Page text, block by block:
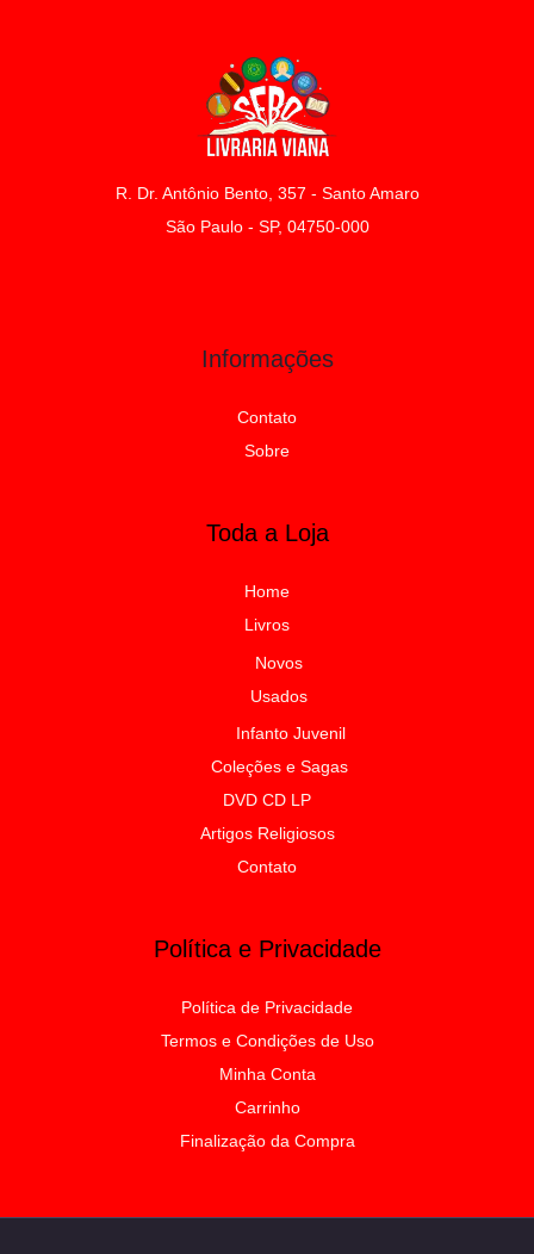
R. Dr. Antônio Bento, 357 - Santo Amaro
São Paulo - SP, 04750-000
Informações
Contato
Sobre
Toda a Loja
Home
Livros
Novos
Usados
Infanto Juvenil
Coleções e Sagas
DVD CD LP
Artigos Religiosos
Contato
Política e Privacidade
Política de Privacidade
Termos e Condições de Uso
Minha Conta
Carrinho
Finalização da Compra